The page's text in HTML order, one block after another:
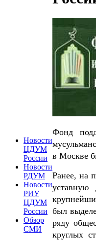
Новости
ЦДУМ
России
Новости
РДУМ
Новости
РИУ
ЦДУМ
России
Обзор
СМИ
Фонд
в Москве
Ранее, на
уставную
был
ряду
круглых